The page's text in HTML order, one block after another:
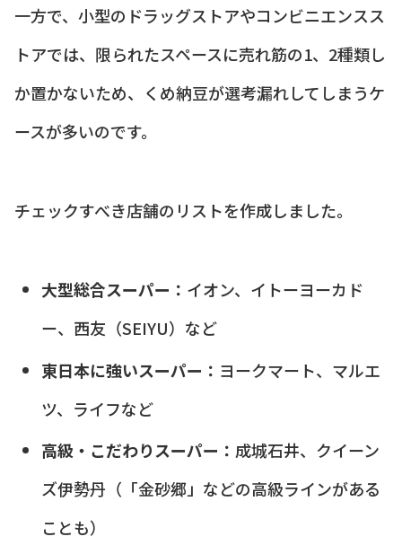
一方で、小型のドラッグストアやコンビニエンスス
トアでは、限られたスペースに売れ筋の1、2種類し
か置かないため、くめ納豆が選考漏れしてしまうケ
ースが多いのです。
チェックすべき店舗のリストを作成しました。
大型総合スーパー： イオン、イトーヨーカド
ー、西友（SEIYU）など
東日本に強いスーパー： ヨークマート、マルエ
ツ、ライフなど
高級・こだわりスーパー： 成城石井、クイーン
ズ伊勢丹（「金砂郷」などの高級ラインがある
ことも）